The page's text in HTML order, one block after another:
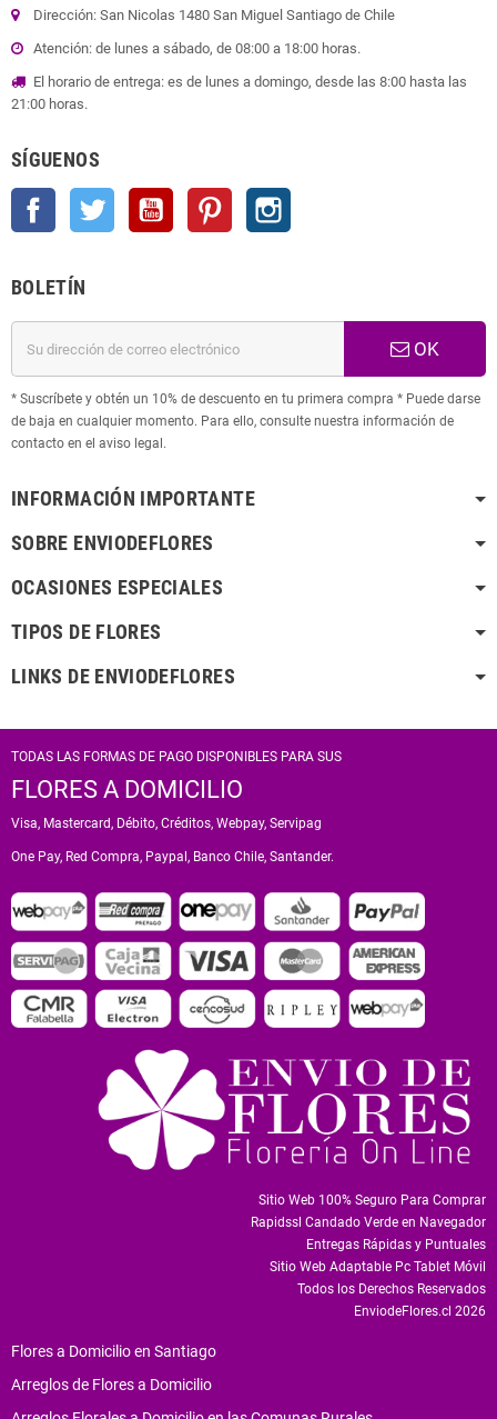
Dirección: San Nicolas 1480 San Miguel Santiago de Chile
Atención: de lunes a sábado, de 08:00 a 18:00 horas.
El horario de entrega: es de lunes a domingo, desde las 8:00 hasta las
21:00 horas.
SÍGUENOS
Facebook Twitter YouTube Pinterest
BOLETÍN
OK
* Suscríbete y obtén un 10% de descuento en tu primera compra * Puede darse
de baja en cualquier momento. Para ello, consulte nuestra información de
contacto en el aviso legal.
INFORMACIÓN IMPORTANTE
SOBRE ENVIODEFLORES
OCASIONES ESPECIALES
TIPOS DE FLORES
LINKS DE ENVIODEFLORES
TODAS LAS FORMAS DE PAGO DISPONIBLES PARA SUS
FLORES A DOMICILIO
Visa, Mastercard, Débito, Créditos, Webpay, Servipag
One Pay, Red Compra, Paypal, Banco Chile, Santander.
Sitio Web 100% Seguro Para Comprar
Rapidssl Candado Verde en Navegador
Entregas Rápidas y Puntuales
Sitio Web Adaptable Pc Tablet Móvil
Todos los Derechos Reservados
EnviodeFlores.cl 2026
Flores a Domicilio en Santiago
Arreglos de Flores a Domicilio